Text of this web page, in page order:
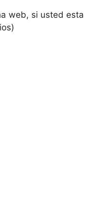
web, si usted esta